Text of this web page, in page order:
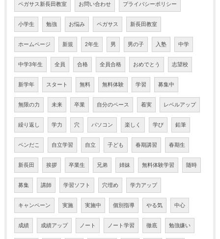
ペガサス新長田教室 お問い合わせ プライバシーポリシー
小学生 勉強 お悩み ペガサス 新長田教室
ホームページ 新規 2年生 男 男の子 入塾 中学
中学3年生 全員 合格 全員合格 おめでとう 志望校
新学年 スタート 無料 無料体験 学習 募集中
無限の力 未来 卒業 自分のペース 着実 レベルアップ
繰り返し 学力 穴 パソコン 楽しく 学び 鉛筆
ペンだこ 自立学習 自立 子ども 春期講習 春期生
新長田 挨拶 卒業生 兄弟 姉妹 無料体験学習 随時
募集 講師 学習ソフト 穴埋め 学力アップ
キャンペーン 実施 実施中 個別指導 やる気 中心
成績 成績アップ ノート ノート学習 徹底 勉強嫌い